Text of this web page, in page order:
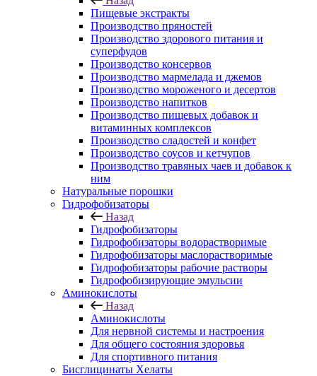
Пищевые экстракты
Производство пряностей
Производство здорового питания и
суперфудов
Производство консервов
Производство мармелада и джемов
Производство мороженого и десертов
Производство напитков
Производство пищевых добавок и
витаминных комплексов
Производство сладостей и конфет
Производство соусов и кетчупов
Производство травяных чаев и добавок к
ним
Натуральные порошки
Гидрофобизаторы
Назад
Гидрофобизаторы
Гидрофобизаторы водорастворимые
Гидрофобизаторы маслорастворимые
Гидрофобизаторы рабочие растворы
Гидрофобизирующие эмульсии
Аминокислоты
Назад
Аминокислоты
Для нервной системы и настроения
Для общего состояния здоровья
Для спортивного питания
Бисглицинаты Хелаты